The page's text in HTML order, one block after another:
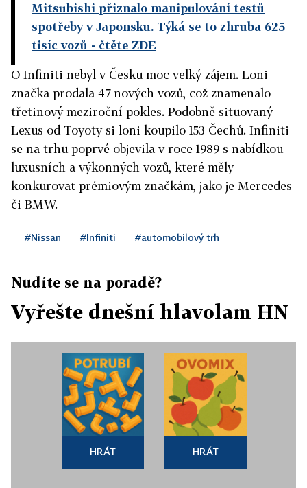
Mitsubishi přiznalo manipulování testů
spotřeby v Japonsku. Týká se to zhruba 625
tisíc vozů - čtěte ZDE
O Infiniti nebyl v Česku moc velký zájem. Loni
značka prodala 47 nových vozů, což znamenalo
třetinový meziroční pokles. Podobně situovaný
Lexus od Toyoty si loni koupilo 153 Čechů. Infiniti
se na trhu poprvé objevila v roce 1989 s nabídkou
luxusních a výkonných vozů, které měly
konkurovat prémiovým značkám, jako je Mercedes
či BMW.
#Nissan #Infiniti #automobilový trh
Nudíte se na poradě?
Vyřešte dnešní hlavolam HN
HRÁT HRÁT